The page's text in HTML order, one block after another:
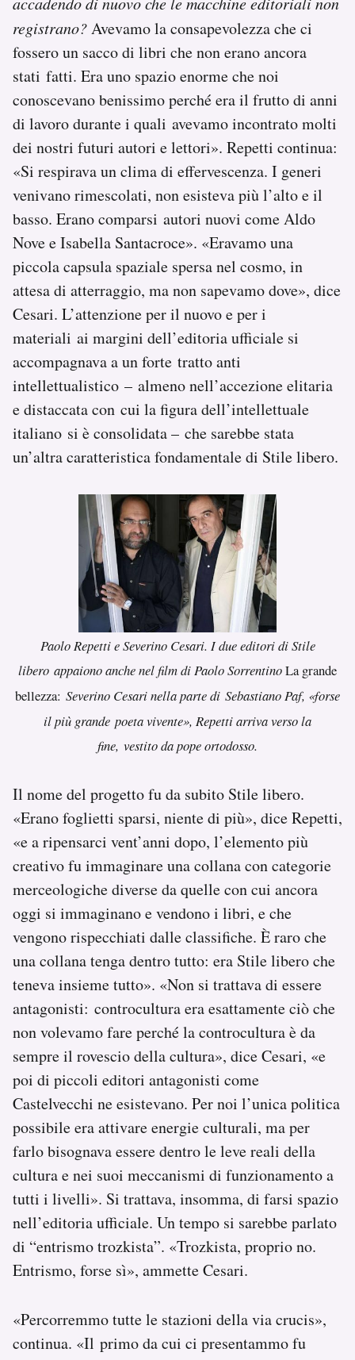
registrano?Avevamo la consapevolezza che ci
fossero un sacco di libri che non erano ancora
stati fatti. Era uno spazio enorme che noi
conoscevano benissimo perché era il frutto di anni
di lavoro durante i quali avevamo incontrato molti
dei nostri futuri autori e lettori». Repetti continua:
«Si respirava un clima di effervescenza. I generi
venivano rimescolati, non esisteva più l’alto e il
basso. Erano comparsi autori nuovi come Aldo
Nove e Isabella Santacroce». «Eravamo una
piccola capsula spaziale spersa nel cosmo, in
attesa di atterraggio, ma non sapevamo dove», dice
Cesari. L’attenzione per il nuovo e per i
materiali ai margini dell’editoria ufficiale si
accompagnava a un forte tratto anti
intellettualistico – almeno nell’accezione elitaria
e distaccata con cui la figura dell’intellettuale
italiano si è consolidata – che sarebbe stata
un’altra caratteristica fondamentale di Stile libero.
Paolo Repetti e Severino Cesari. I due editori di Stile
libero appaiono anche nel film di Paolo SorrentinoLa grande
bellezza: Severino Cesari nella parte di Sebastiano Paf, «forse
il più grande poeta vivente», Repetti arriva verso la
fine, vestito da pope ortodosso.
Il nome del progetto fu da subito Stile libero.
«Erano foglietti sparsi, niente di più», dice Repetti,
«e a ripensarci vent’anni dopo, l’elemento più
creativo fu immaginare una collana con categorie
merceologiche diverse da quelle con cui ancora
oggi si immaginano e vendono i libri, e che
vengono rispecchiati dalle classifiche. È raro che
una collana tenga dentro tutto: era Stile libero che
teneva insieme tutto». «Non si trattava di essere
antagonisti: controcultura era esattamente ciò che
non volevamo fare perché la controcultura è da
sempre il rovescio della cultura», dice Cesari, «e
poi di piccoli editori antagonisti come
Castelvecchi ne esistevano. Per noi l’unica politica
possibile era attivare energie culturali, ma per
farlo bisognava essere dentro le leve reali della
cultura e nei suoi meccanismi di funzionamento a
tutti i livelli». Si trattava, insomma, di farsi spazio
nell’editoria ufficiale. Un tempo si sarebbe parlato
di “entrismo trozkista”. «Trozkista, proprio no.
Entrismo, forse sì», ammette Cesari.
«Percorremmo tutte le stazioni della via crucis»,
continua. «Il primo da cui ci presentammo fu